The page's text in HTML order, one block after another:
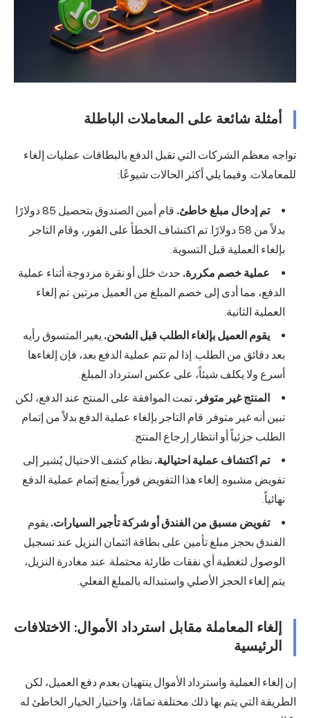
أمثلة شائعة على المعاملات الباطلة
تواجه معظم الشركات التي تقبل الدفع بالبطاقات عمليات إلغاء
للمعاملات. وفيما يلي أكثر الحالات شيوعًا:
تم إدخال مبلغ خاطئ.
قام أمين الصندوق بتحصيل 85 دولارًا
بدلاً من 58 دولارًا. تم اكتشاف الخطأ على الفور، وقام التاجر
بإلغاء العملية قبل التسوية.
عملية خصم مكررة. حدث خلل أو نقرة مزدوجة أثناء عملية
الدفع، مما أدى إلى خصم المبلغ من العميل مرتين. تم إلغاء
العملية الثانية.
يقوم العميل بإلغاء الطلب قبل الشحن. يغير المتسوق رأيه
بعد دقائق من الطلب. إذا لم تتم عملية الدفع بعد، فإن إلغاءها
أسرع ولا يكلف شيئاً، على عكس استرداد المبلغ.
المنتج غير متوفر. تمت الموافقة على المنتج عند الدفع، لكن
تبين أنه غير متوفر. قام التاجر بإلغاء عملية الدفع بدلاً من إتمام
الطلب جزئياً أو انتظار إرجاع المنتج.
تم اكتشاف عملية احتيالية. نظام كشف الاحتيال يُشير إلى
تفويض مشبوه. إلغاء هذا التفويض فوراً يمنع إتمام عملية الدفع
نهائياً.
تفويض مسبق من الفندق أو شركة تأجير السيارات. يقوم
الفندق بحجز مبلغ تأمين على بطاقة ائتمان النزيل عند تسجيل
الوصول لتغطية أي نفقات طارئة محتملة. عند مغادرة النزيل،
يتم إلغاء الحجز الأصلي واستبداله بالمبلغ الفعلي.
إلغاء المعاملة مقابل استرداد الأموال: الاختلافات
الرئيسية
إن إلغاء العملية واسترداد الأموال ينتهيان بعدم دفع العميل، لكن
الطريقة التي يتم بها ذلك مختلفة تمامًا، واختيار الخيار الخاطئ له